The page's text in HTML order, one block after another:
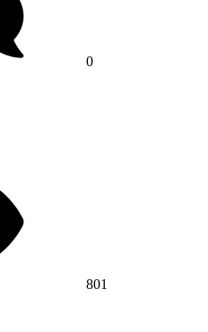
0
801